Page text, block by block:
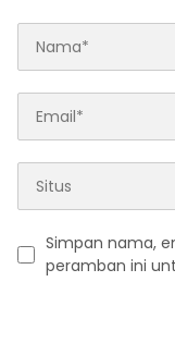
Simpan nama,
peramban ini